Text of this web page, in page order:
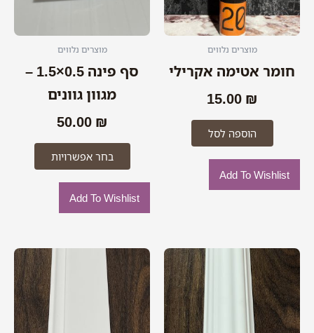
מוצרים נלווים
חומר אטימה אקרילי
15.00 ₪
הוספה לסל
Add To Wishlist
מוצרים נלווים
סף פינה 0.5×1.5 –
מגוון גוונים
50.00 ₪
בחר אפשרויות
המוצר
Add To Wishlist
טווח
מחירים:
⁦28.00 ₪⁩
עד
⁦38.00 ₪⁩
למוצר
זה
יש
מספר
סוגים.